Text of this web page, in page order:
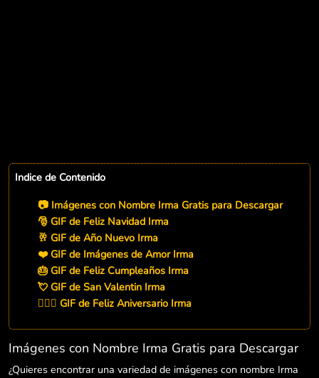
Indice de Contenido
📷 Imágenes con Nombre Irma Gratis para Descargar
🎅 GIF de Feliz Navidad Irma
🥂 GIF de Año Nuevo Irma
❤️ GIF de Imágenes de Amor Irma
🎂 GIF de Feliz Cumpleaños Irma
💘 GIF de San Valentin Irma
👨‍❤️‍👨 GIF de Feliz Aniversario Irma
Imágenes con Nombre Irma Gratis para Descargar
¿Quieres encontrar una variedad de imágenes con nombre Irma